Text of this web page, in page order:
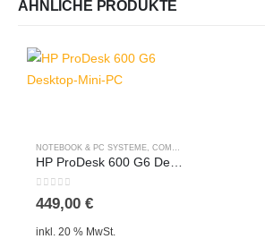
ÄHNLICHE PRODUKTE
NOTEBOOK & PC SYSTEME COMPUTER & PC SYSTEME
0out of 5
449,00 €
inkl. 20 % MwSt.